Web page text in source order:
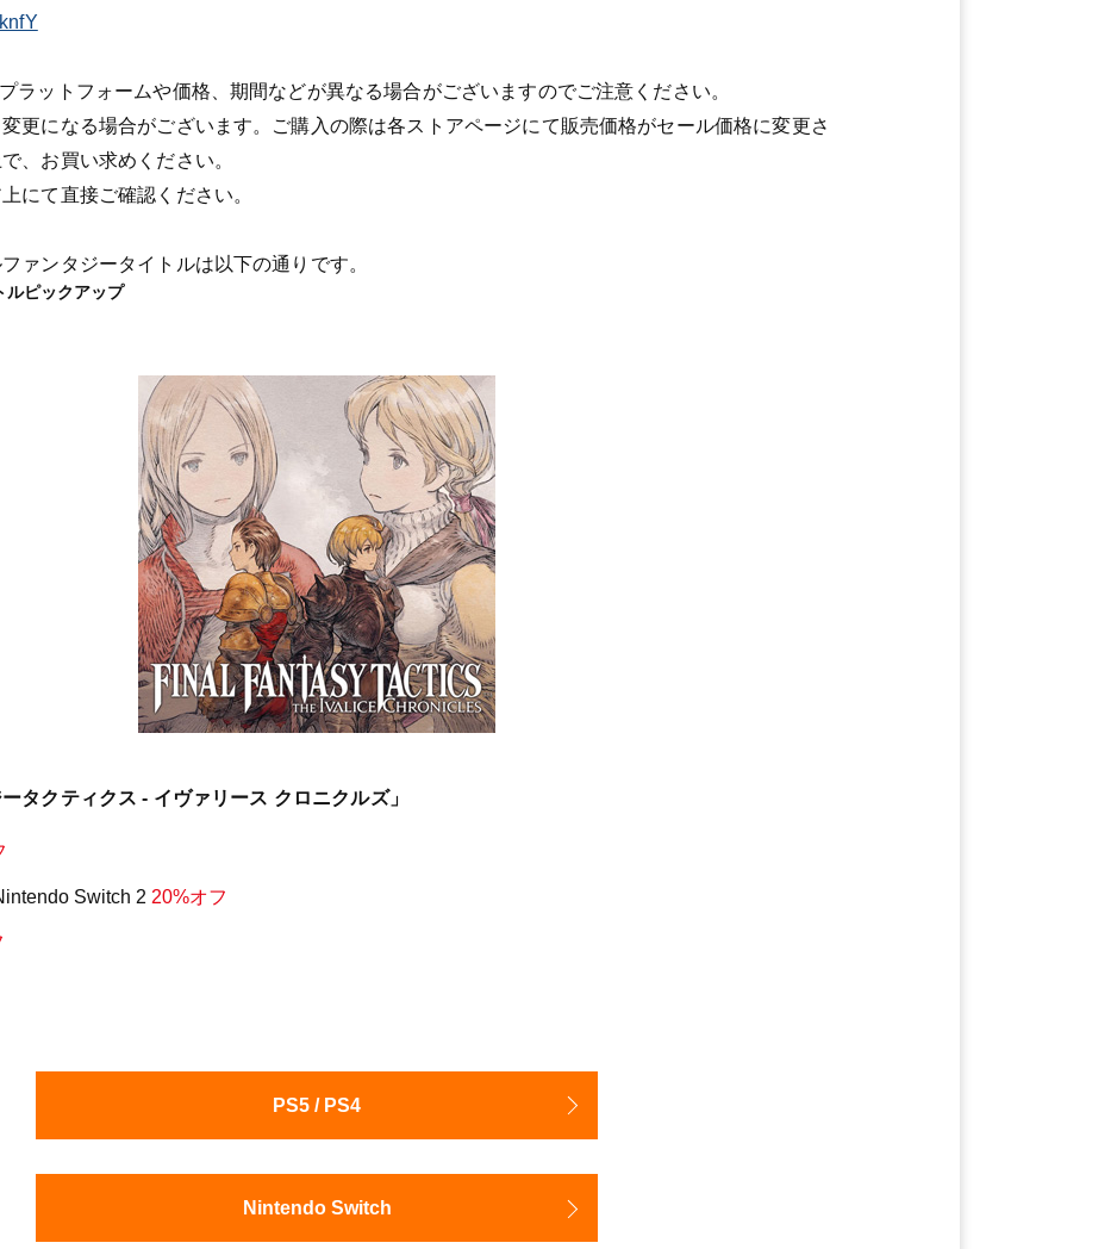
ラットフォームや価格、期間などが異なる場合がございますのでご注意ください。
更になる場合がございます。ご購入の際は各ストアページにて販売価格がセール価格に変更さ
、お買い求めください。
にて直接ご確認ください。
ァンタジータイトルは以下の通りです。
ルピックアップ
タクティクス - イヴァリース クロニクルズ」
Switch 2 20%オフ
PS5 / PS4
Nintendo Switch